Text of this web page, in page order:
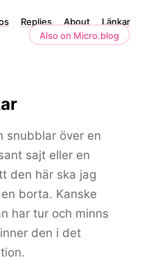
Replies About
Länkar
Also on Micro.blog
snubblar över en
sajt eller en
den här ska jag
borta. Kanske
har tur och minns
den i det